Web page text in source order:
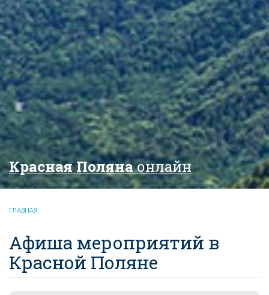
Красная Полянаонлайн
ГЛАВНАЯ
Афиша мероприятий в
Красной Поляне